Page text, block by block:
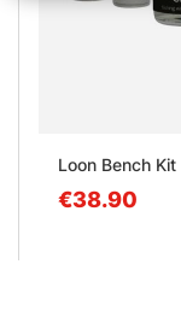
Loon Bench Kit
€38.90